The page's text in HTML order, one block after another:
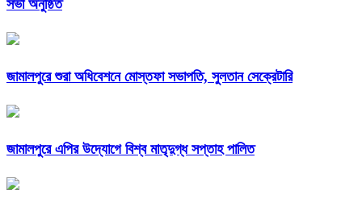
সভা অনুষ্ঠিত
জামালপুরে শুরা অধিবেশনে মোস্তফা সভাপতি, সুলতান সেক্রেটারি
জামালপুরে এপির উদ্যোগে বিশ্ব মাতৃদুগ্ধ সপ্তাহ পালিত